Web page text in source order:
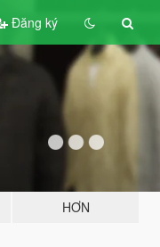
Đăng ký
HƠN